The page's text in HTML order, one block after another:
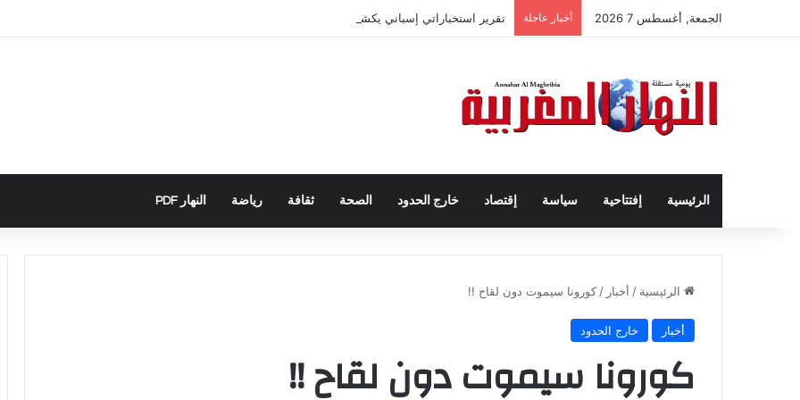
الجمعة, أغسطس 7 2026 أخبار عاجلة تقرير استخباراتي إسباني يكشف تورط حملة رقمية جزائرية في أحداث سبتة
الرئيسية إفتتاحية سياسة إقتصاد خارج الحدود الصحة ثقافة رياضة النهار PDF
الرئيسية / أخبار / كورونا سيموت دون لقاح !!
أخبار خارج الحدود
كورونا سيموت دون لقاح !!